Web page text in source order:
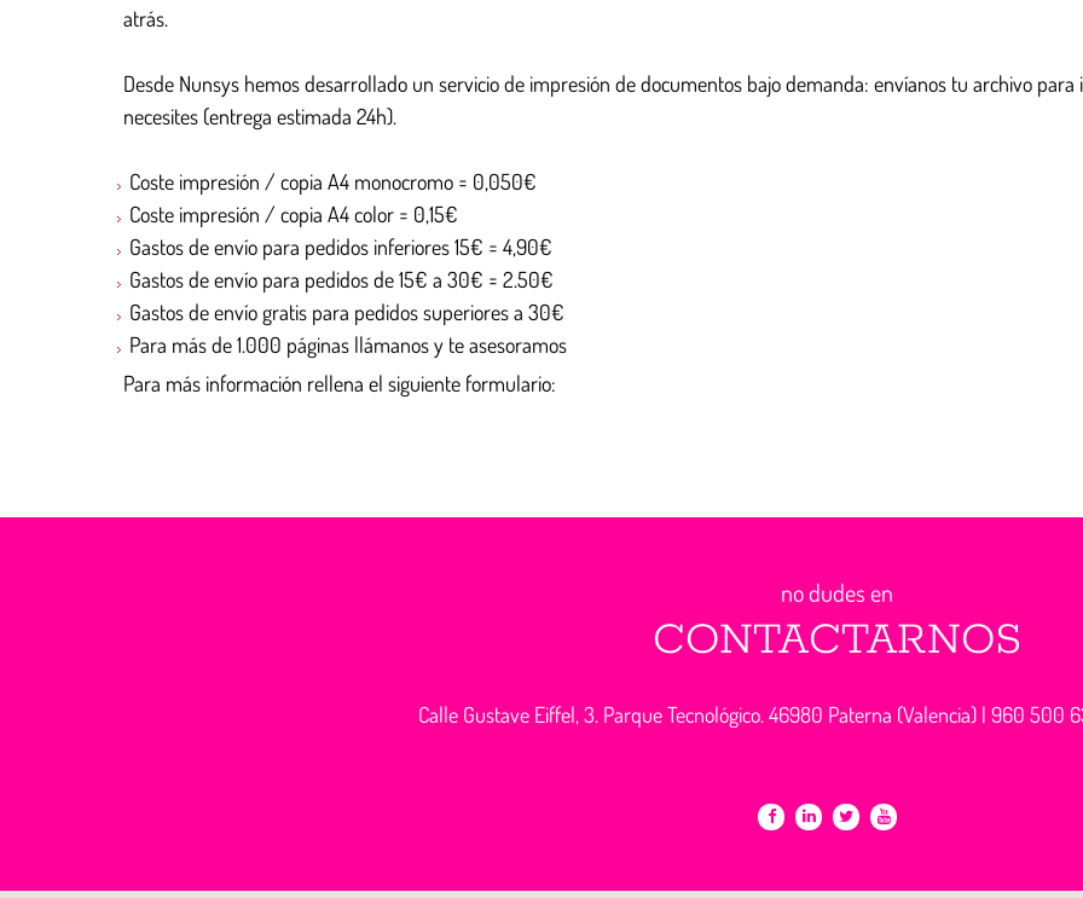
atrás.
Desde Nunsys hemos desarrollado un servicio de impresión de documentos bajo demanda: envíanos tu archivo
necesites (entrega estimada 24h).
Coste impresión / copia A4 monocromo = 0,050€
Coste impresión / copia A4 color = 0,15€
Gastos de envío para pedidos inferiores 15€ = 4,90€
Gastos de envío para pedidos de 15€ a 30€ = 2.50€
Gastos de envío gratis para pedidos superiores a 30€
Para más de 1.000 páginas llámanos y te asesoramos
Para más información rellena el siguiente formulario:
no dudes en
CONTACTARNOS
Calle Gustave Eiffel, 3. Parque Tecnológico. 46980 Paterna (Valencia) | 960 500